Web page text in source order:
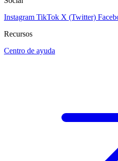
Instagram TikTok X (Twitter)
Recursos
Centro de ayuda